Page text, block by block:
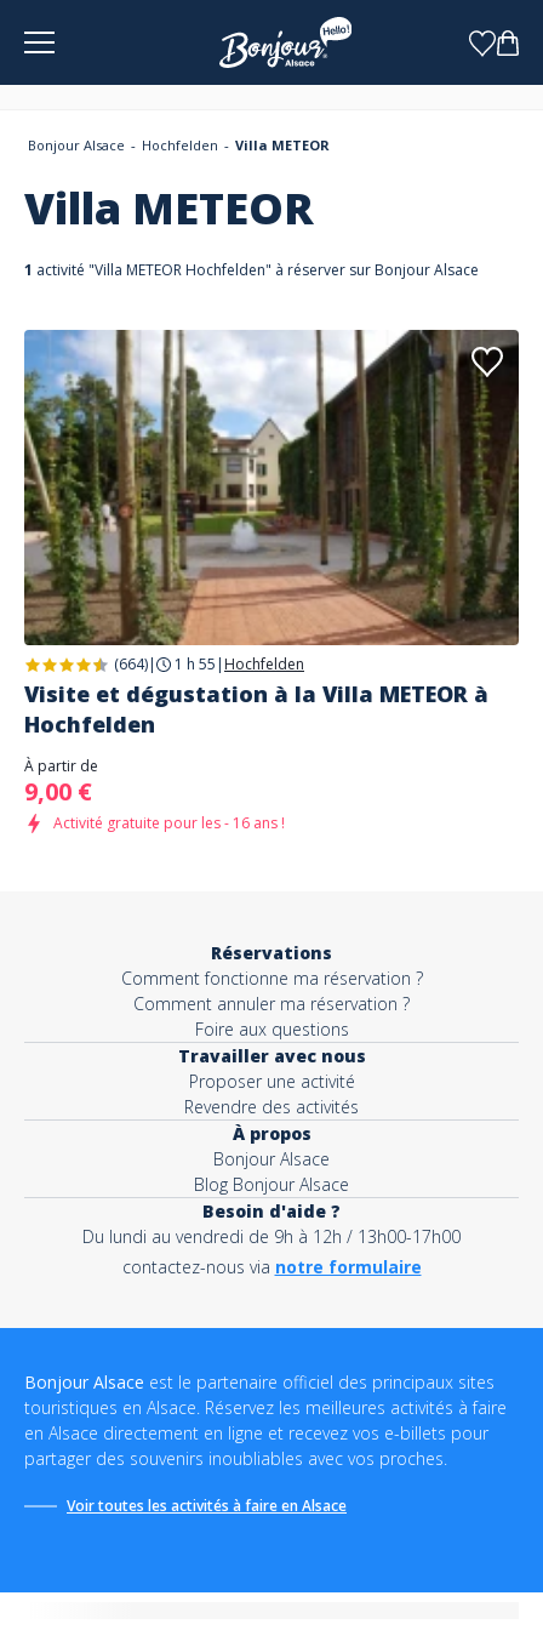
Bonjour Alsace Hochfelden Villa METEOR
Villa METEOR
1 activité "Villa METEOR Hochfelden" à réserver sur Bonjour Alsace
(664)| 1 h 55 | Hochfelden
Visite et dégustation à la Villa METEOR à
Hochfelden
À partir de
9,00 €
Activité gratuite pour les - 16 ans !
Réservations
Comment fonctionne ma réservation ?
Comment annuler ma réservation ?
Foire aux questions
Travailler avec nous
Proposer une activité
Revendre des activités
À propos
Bonjour Alsace
Blog Bonjour Alsace
Besoin d'aide ?
Du lundi au vendredi de 9h à 12h / 13h00-17h00
contactez-nous via notre formulaire
Bonjour Alsace est le partenaire officiel des principaux sites
touristiques en Alsace. Réservez les meilleures activités à faire
en Alsace directement en ligne et recevez vos e-billets pour
partager des souvenirs inoubliables avec vos proches.
Voir toutes les activités à faire en Alsace